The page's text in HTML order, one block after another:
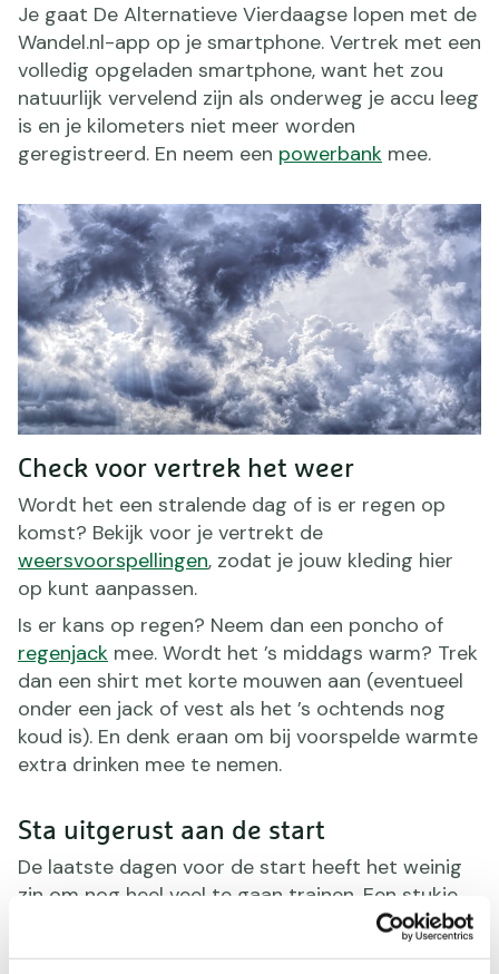
Je gaat De Alternatieve Vierdaagse lopen met de
Wandel.nl-app op je smartphone. Vertrek met een
volledig opgeladen smartphone, want het zou
natuurlijk vervelend zijn als onderweg je accu leeg
is en je kilometers niet meer worden
geregistreerd. En neem een powerbank mee.
Check voor vertrek het weer
Wordt het een stralende dag of is er regen op
komst? Bekijk voor je vertrekt de
weersvoorspellingen, zodat je jouw kleding hier
op kunt aanpassen.
Is er kans op regen? Neem dan een poncho of
regenjack mee. Wordt het ’s middags warm? Trek
dan een shirt met korte mouwen aan (eventueel
onder een jack of vest als het ’s ochtends nog
koud is). En denk eraan om bij voorspelde warmte
extra drinken mee te nemen.
Sta uitgerust aan de start
De laatste dagen voor de start heeft het weinig
zin om nog heel veel te gaan trainen. Een stukje
rustig lopen kan natuurlijk geen kwaad, maar
overdrijf niet. Zo sta je komende dinsdag fit en